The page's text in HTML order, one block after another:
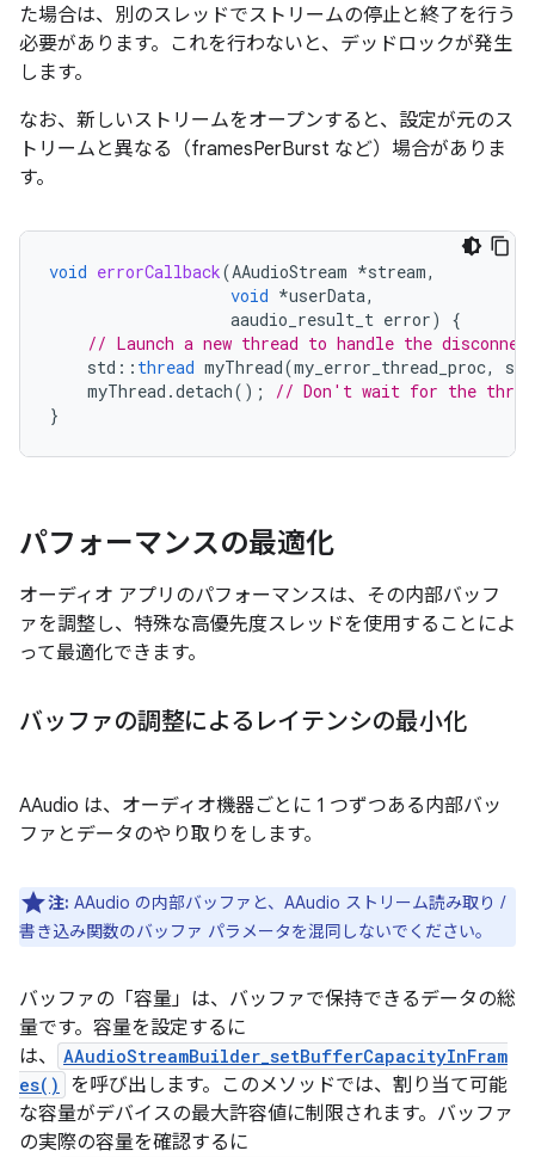
た場合は、別のスレッドでストリームの停止と終了を行う
必要があります。これを行わないと、デッドロックが発生
します。
なお、新しいストリームをオープンすると、設定が元のス
トリームと異なる（framesPerBurst など）場合がありま
す。
void errorCallback(AAudioStream *stream,
void *userData,
aaudio_result_t error)
{
// Launch a new thread to handle the
std :: thread myThread(my_error_thread_proc,
myThread .detach();
// Don't wait for the
}
パフォーマンスの最適化
オーディオ アプリのパフォーマンスは、その内部バッフ
ァを調整し、特殊な高優先度スレッドを使用することによ
って最適化できます。
バッファの調整によるレイテンシの最小化
AAudio は、オーディオ機器ごとに 1 つずつある内部バッ
ファとデータのやり取りをします。
注: AAudio の内部バッファと、AAudio ストリーム読み取り /
書き込み関数のバッファ パラメータを混同しないでください。
バッファの「容量」 は、バッファで保持できるデータの総
量です。容量を設定するに
は、
AAudioStreamBuilder_setBufferCapacityInFram
es()
を呼び出します。このメソッドでは、割り当て可能
な容量がデバイスの最大許容値に制限されます。バッファ
の実際の容量を確認するに